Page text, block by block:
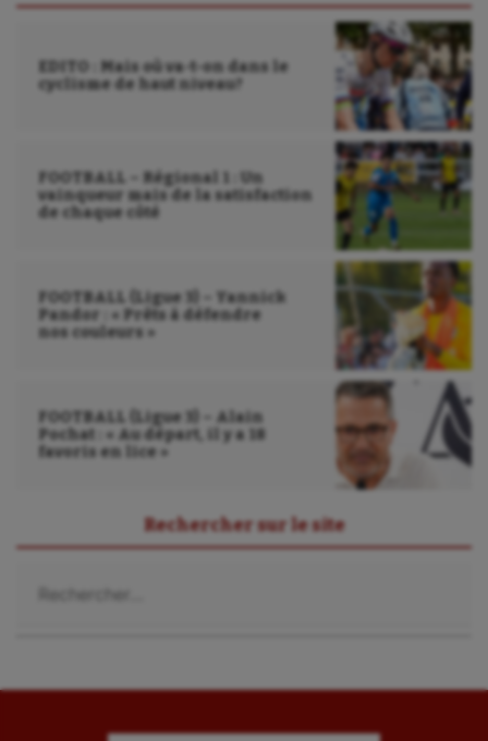
EDITO : Mais où va-t-on dans le
cyclisme de haut niveau?
FOOTBALL – Régional 1 : Un
vainqueur mais de la satisfaction
de chaque côté
FOOTBALL (Ligue 3) – Yannick
Pandor : « Prêts à défendre
nos couleurs »
FOOTBALL (Ligue 3) – Alain
Pochat : « Au départ, il y a 18
favoris en lice »
Rechercher sur le site